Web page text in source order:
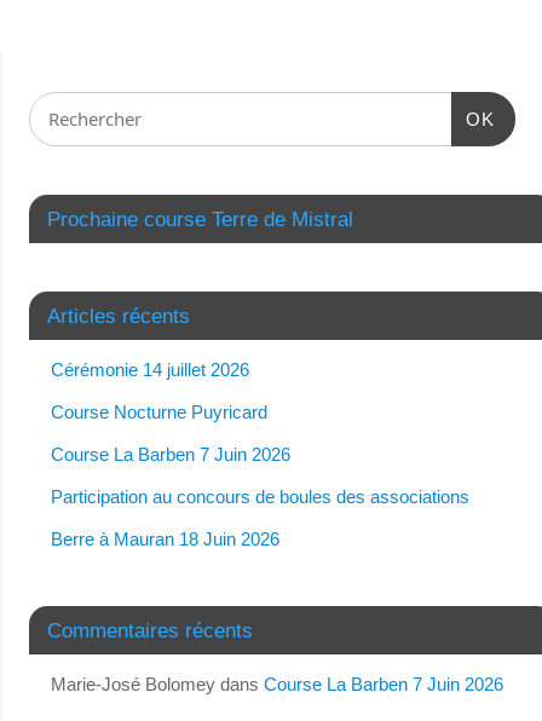
OK
Prochaine course Terre de Mistral
Articles récents
Cérémonie 14 juillet 2026
Course Nocturne Puyricard
Course La Barben 7 Juin 2026
Participation au concours de boules des associations
Berre à Mauran 18 Juin 2026
Commentaires récents
Marie-José Bolomeydans Course La Barben 7 Juin 2026